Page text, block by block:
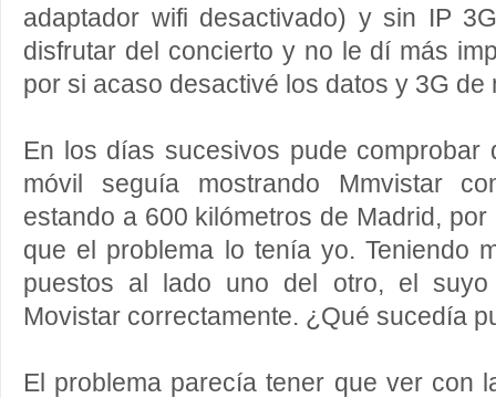
adaptador wifi desactivado) y sin IP
disfrutar del concierto y no le dí más
por si acaso desactivé los datos y 3G de
En los días sucesivos pude comprobar
móvil seguía mostrando Mmvistar
estando a 600 kilómetros de Madrid,
que el problema lo tenía yo. Teniendo
puestos al lado uno del otro, el suyo
Movistar correctamente. ¿Qué sucedía
El problema parecía tener que ver con